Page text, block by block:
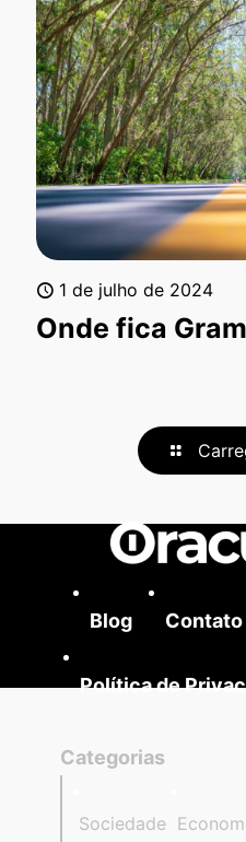
1 de julho de 2024
Onde fica
Blog Contato
Política de
Categorias
Sociedade